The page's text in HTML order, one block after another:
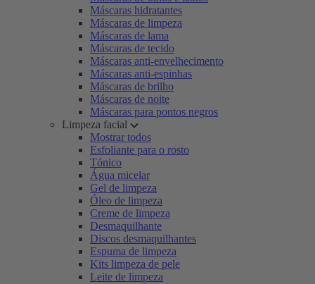
Máscaras hidratantes
Máscaras de limpeza
Máscaras de lama
Máscaras de tecido
Máscaras anti-envelhecimento
Máscaras anti-espinhas
Máscaras de brilho
Máscaras de noite
Máscaras para pontos negros
Limpeza facial
Mostrar todos
Esfoliante para o rosto
Tónico
Água micelar
Gel de limpeza
Óleo de limpeza
Creme de limpeza
Desmaquilhante
Discos desmaquilhantes
Espuma de limpeza
Kits limpeza de pele
Leite de limpeza